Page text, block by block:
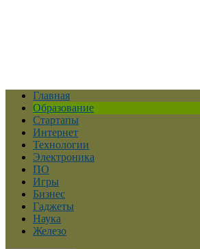
Главная
Образование
Стартапы
Интернет
Технологии
Электроника
ПО
Игры
Бизнес
Гаджеты
Наука
Железо